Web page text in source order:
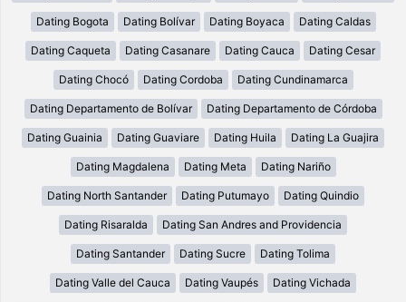
Dating Bogota Dating Bolívar Dating Boyaca Dating Caldas
Dating Caqueta Dating Casanare Dating Cauca Dating Cesar
Dating Chocó Dating Cordoba Dating Cundinamarca
Dating Departamento de Bolívar Dating Departamento de Córdoba
Dating Guainia Dating Guaviare Dating Huila Dating La Guajira
Dating Magdalena Dating Meta Dating Nariño
Dating North Santander Dating Putumayo Dating Quindio
Dating Risaralda Dating San Andres and Providencia
Dating Santander Dating Sucre Dating Tolima
Dating Valle del Cauca Dating Vaupés Dating Vichada